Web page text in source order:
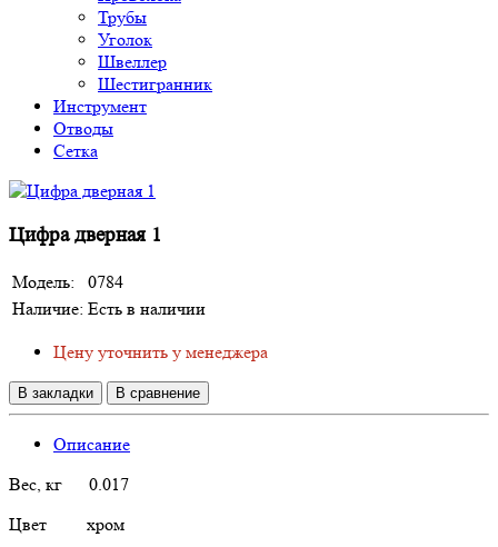
Трубы
Уголок
Швеллер
Шестигранник
Инструмент
Отводы
Сетка
Цифра дверная 1
Модель:
0784
Наличие: Есть в наличии
Цену уточнить у менеджера
В закладки В сравнение
Описание
Вес, кг 0.017
Цвет хром